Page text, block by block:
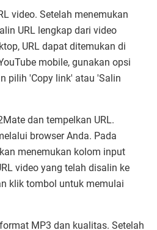
video. Setelah menemukan
URL lengkap dari video
URL dapat ditemukan di
mobile, gunakan opsi
pilih 'Copy link' atau 'Salin
dan tempelkan URL.
browser Anda. Pada
menemukan kolom input
video yang telah disalin ke
klik tombol untuk memulai
MP3 dan kualitas. Setelah